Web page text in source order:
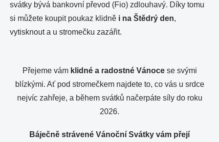
svátky bývá bankovní převod (Fio) zdlouhavý. Díky tomu
si můžete koupit poukaz klidně i na Štědrý den,
vytisknout a u stromečku zazářit.
Přejeme vám klidné a radostné Vánocese svými
blízkými. Ať pod stromečkem najdete to, co vás u srdce
nejvíc zahřeje, a během svátků načerpáte síly do roku
2026.
Báječně strávené Vánoční Svátky vám přejí